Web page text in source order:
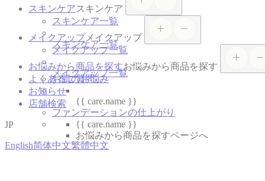
スキンケアスキンケア
スキンケア一覧
スキンケア一覧
メイクアップメイクアップ
メイクアップ一覧
メイクアップ一覧
お悩みから商品を探すお悩みから商品を探す
お肌のお悩み
{{ care.name }}
ファンデーションの仕上がり
{{ care.name }}
お悩みから商品を探すページへ
よくあるご質問
お知らせ
店舗検索
JP
English简体中文繁體中文